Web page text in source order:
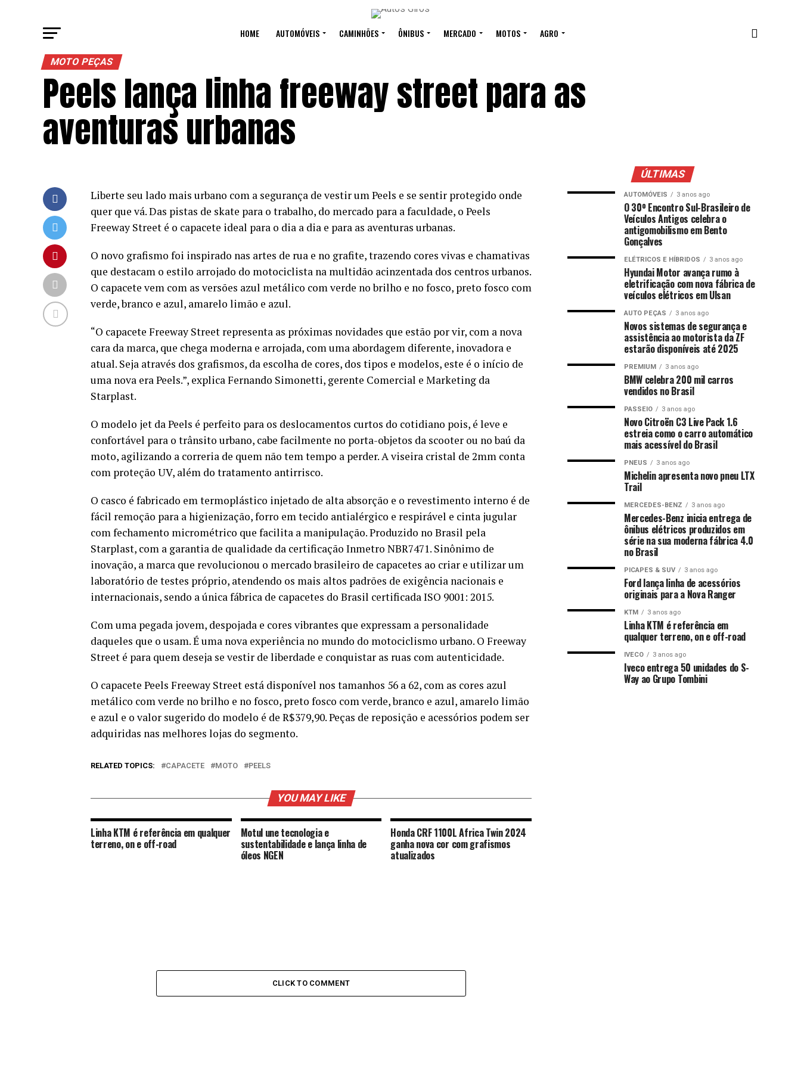
HOME AUTOMÓVEIS CAMINHÕES ÔNIBUS MERCADO MOTOS AGRO
MOTO PEÇAS
Peels lança linha freeway street para as
aventuras urbanas
Liberte seu lado mais urbano com a segurança de vestir um Peels e se sentir protegido onde
quer que vá. Das pistas de skate para o trabalho, do mercado para a faculdade, o Peels
Freeway Street é o capacete ideal para o dia a dia e para as aventuras urbanas.
O novo grafismo foi inspirado nas artes de rua e no grafite, trazendo cores vivas e chamativas
que destacam o estilo arrojado do motociclista na multidão acinzentada dos centros urbanos.
O capacete vem com as versões azul metálico com verde no brilho e no fosco, preto fosco com
verde, branco e azul, amarelo limão e azul.
“O capacete Freeway Street representa as próximas novidades que estão por vir, com a nova
cara da marca, que chega moderna e arrojada, com uma abordagem diferente, inovadora e
atual. Seja através dos grafismos, da escolha de cores, dos tipos e modelos, este é o início de
uma nova era Peels.”, explica Fernando Simonetti, gerente Comercial e Marketing da
Starplast.
O modelo jet da Peels é perfeito para os deslocamentos curtos do cotidiano pois, é leve e
confortável para o trânsito urbano, cabe facilmente no porta-objetos da scooter ou no baú da
moto, agilizando a correria de quem não tem tempo a perder. A viseira cristal de 2mm conta
com proteção UV, além do tratamento antirrisco.
O casco é fabricado em termoplástico injetado de alta absorção e o revestimento interno é de
fácil remoção para a higienização, forro em tecido antialérgico e respirável e cinta jugular
com fechamento micrométrico que facilita a manipulação. Produzido no Brasil pela
Starplast, com a garantia de qualidade da certificação Inmetro NBR7471. Sinônimo de
inovação, a marca que revolucionou o mercado brasileiro de capacetes ao criar e utilizar um
laboratório de testes próprio, atendendo os mais altos padrões de exigência nacionais e
internacionais, sendo a única fábrica de capacetes do Brasil certificada ISO 9001: 2015.
Com uma pegada jovem, despojada e cores vibrantes que expressam a personalidade
daqueles que o usam. É uma nova experiência no mundo do motociclismo urbano. O Freeway
Street é para quem deseja se vestir de liberdade e conquistar as ruas com autenticidade.
O capacete Peels Freeway Street está disponível nos tamanhos 56 a 62, com as cores azul
metálico com verde no brilho e no fosco, preto fosco com verde, branco e azul, amarelo limão
e azul e o valor sugerido do modelo é de R$379,90. Peças de reposição e acessórios podem ser
adquiridas nas melhores lojas do segmento.
RELATED TOPICS: CAPACETE MOTO PEELS
YOU MAY LIKE
Linha KTM é referência em qualquer
terreno, on e off-road
Motul une tecnologia e
sustentabilidade e lança linha de
óleos NGEN
Honda CRF 1100L Africa Twin 2024
ganha nova cor com grafismos
atualizados
CLICK TO COMMENT
ÚLTIMAS
AUTOMÓVEIS 3 anos ago
O 30º Encontro Sul-Brasileiro de
Veículos Antigos celebra o
antigomobilismo em Bento
Gonçalves
ELÉTRICOS E HÍBRIDOS 3 anos ago
Hyundai Motor avança rumo à
eletrificação com nova fábrica de
veículos elétricos em Ulsan
AUTO PEÇAS 3 anos ago
Novos sistemas de segurança e
assistência ao motorista da ZF
estarão disponíveis até 2025
PREMIUM 3 anos ago
BMW celebra 200 mil carros
vendidos no Brasil
PASSEIO 3 anos ago
Novo Citroën C3 Live Pack 1.6
estreia como o carro automático
mais acessível do Brasil
PNEUS 3 anos ago
Michelin apresenta novo pneu LTX
Trail
MERCEDES-BENZ 3 anos ago
Mercedes-Benz inicia entrega de
ônibus elétricos produzidos em
série na sua moderna fábrica 4.0
no Brasil
PICAPES & SUV 3 anos ago
Ford lança linha de acessórios
originais para a Nova Ranger
KTM 3 anos ago
Linha KTM é referência em
qualquer terreno, on e off-road
IVECO 3 anos ago
Iveco entrega 50 unidades do S-
Way ao Grupo Tombini